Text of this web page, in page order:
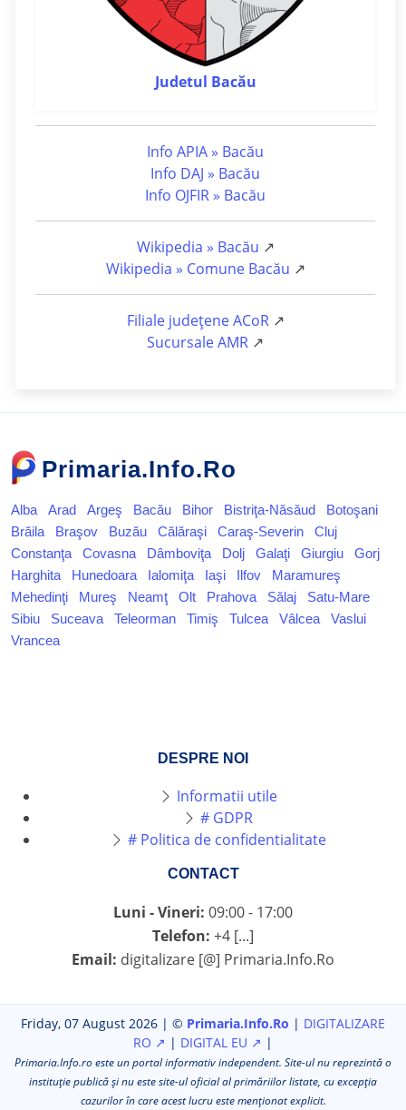
Judetul Bacău
Info APIA » Bacău
Info DAJ » Bacău
Info OJFIR » Bacău
Wikipedia » Bacău ↗
Wikipedia » Comune Bacău ↗
Filiale județene ACoR↗
Sucursale AMR ↗
Primaria.Info.Ro
Alba Arad Argeş Bacău Bihor Bistriţa-Năsăud
Botoşani
Brăila
Braşov Buzău Călăraşi Caraş-Severin
Cluj
Constanţa
Covasna Dâmboviţa Dolj Galaţi Giurgiu
Gorj
Harghita
Hunedoara Ialomiţa Iaşi Ilfov
Maramureş
Mehedinţi
Mureş Neamţ Olt Prahova Sălaj
Satu-Mare
Sibiu
Suceava Teleorman Timiş Tulcea Vâlcea
Vaslui
Vrancea
DESPRE NOI
Informatii utile
# GDPR
# Politica de confidentialitate
CONTACT
Luni - Vineri: 09:00 - 17:00
Telefon: +4 [...]
Email: digitalizare [@] Primaria.Info.Ro
Friday, 07 August 2026 | © Primaria.Info.Ro | DIGITALIZARE
RO ↗ | DIGITAL EU ↗ |
Primaria.Info.ro este un portal informativ independent. Site-ul nu reprezintă o
instituție publică și nu este site-ul oficial al primăriilor listate, cu excepția
cazurilor în care acest lucru este menționat explicit.